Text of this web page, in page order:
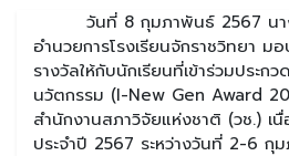
วันที่ 8 กุมภาพันธ์ 2567 นา
อำนวยการโรงเรียนจักราชวิทยา ม
รางวัลให้กับนักเรียนที่เข้าร่วมประก
นวัตกรรม (I-New Gen Award
สำนักงานสภาวิจัยแห่งชาติ (วช.) เ
ประจำปี 2567 ระหว่างวันที่ 2-6